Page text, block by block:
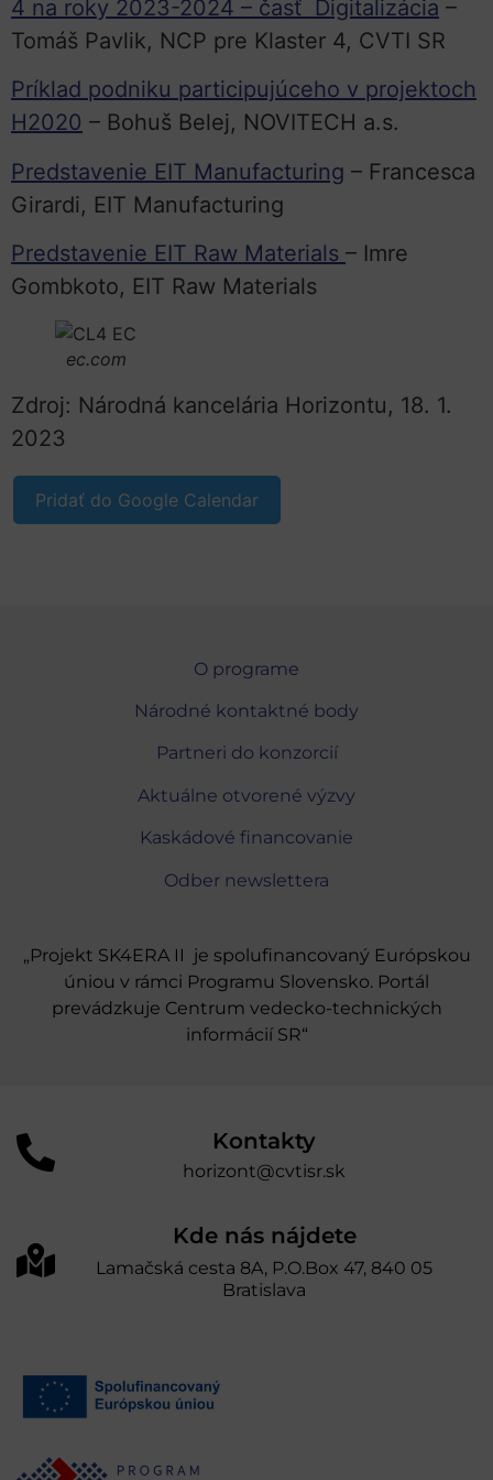
4 na roky 2023-2024 – časť Digitalizácia –
Tomáš Pavlik, NCP pre Klaster 4, CVTI SR
Príklad podniku participujúceho v projektoch
H2020 – Bohuš Belej, NOVITECH a.s.
Predstavenie EIT Manufacturing – Francesca
Girardi, EIT Manufacturing
Predstavenie EIT Raw Materials – Imre
Gombkoto, EIT Raw Materials
ec.com
Zdroj: Národná kancelária Horizontu, 18. 1.
2023
Pridať do Google Calendar
O programe
Národné kontaktné body
Partneri do konzorcií
Aktuálne otvorené výzvy
Kaskádové financovanie
Odber newslettera
„Projekt SK4ERA II je spolufinancovaný Európskou
úniou v rámci Programu Slovensko. Portál
prevádzkuje Centrum vedecko-technických
informácií SR“
Kontakty
horizont@cvtisr.sk
Kde nás nájdete
Lamačská cesta 8A, P.O.Box 47, 840 05
Bratislava